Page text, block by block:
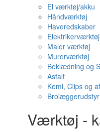
El værktøj/akku
Håndværktøj
Haveredskaber
Elektrikerværktøj
Maler værktøj
Murerværktøj
Beklædning og
Asfalt
Kemi, Clips og
Brolæggerudstyr
Værktøj -